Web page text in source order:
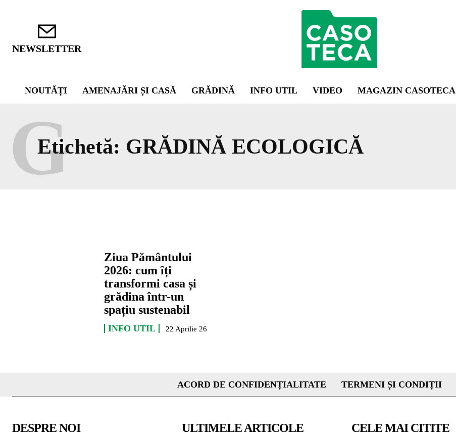
NEWSLETTER
NOUTĂȚI AMENAJĂRI ȘI CASĂ GRĂDINĂ INFO UTIL VIDEO MAGAZIN CASOTECA
Etichetă: GRĂDINĂ ECOLOGICĂ
G
Ziua Pământului
2026: cum îți
transformi casa și
grădina într-un
spațiu sustenabil
INFO UTIL 22 Aprilie 26
ACORD DE CONFIDENȚIALITATE TERMENI ȘI CONDIȚII
DESPRE NOI ULTIMELE ARTICOLE CELE MAI CITITE